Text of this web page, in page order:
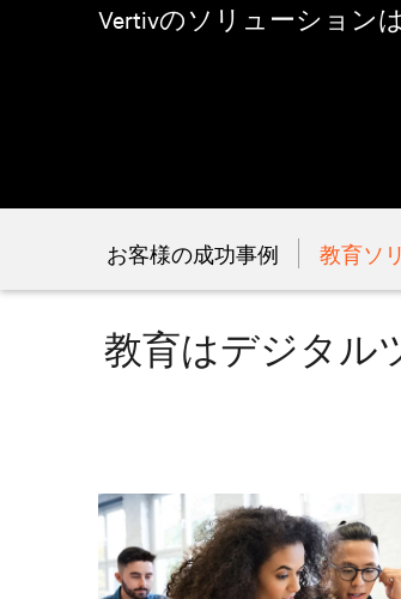
Vertivのソリューション
お客様の成功事例 教育ソ
教育はデジタル